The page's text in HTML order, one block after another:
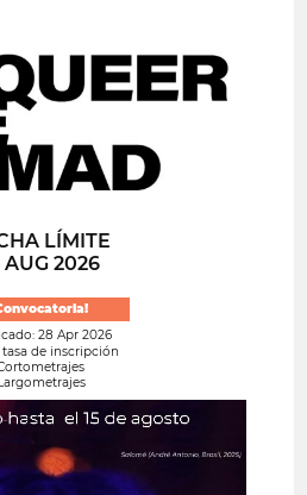
LÍMITE
AUG 2026
28 Apr 2026
tasa de inscripción